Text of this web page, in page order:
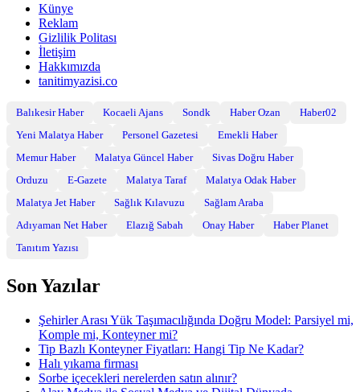
Künye
Reklam
Gizlilik Politası
İletişim
Hakkımızda
tanitimyazisi.co
Balıkesir Haber Kocaeli Ajans Sondk Haber Ozan
Haber02
Yeni Malatya Haber
Personel Gazetesi
Emekli Haber
Memur Haber
Malatya Güncel Haber
Sivas Doğru Haber
Orduzu
E-Gazete Malatya Taraf
Malatya Odak Haber
Malatya Jet Haber
Sağlık Kılavuzu
Sağlam Araba
Adıyaman Net Haber
Elazığ Sabah Onay Haber
Haber Planet
Tanıtım Yazısı
Son Yazılar
Şehirler Arası Yük Taşımacılığında Doğru Model: Parsiyel mi,
Komple mi, Konteyner mi?
Tip Bazlı Konteyner Fiyatları: Hangi Tip Ne Kadar?
Halı yıkama firması
Sorbe içecekleri nerelerden satın alınır?